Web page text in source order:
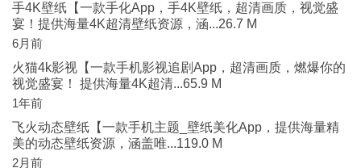
手4K壁纸【一款手化App，手4K壁纸，超清画质，视觉盛
宴！提供海量4K超清壁纸资源，涵...26.7 M
6月前
火猫4k影视【一款手机影视追剧App，超清画质，燃爆你的
视觉盛宴！ 提供海量4K超清...65.9 M
1年前
飞火动态壁纸【一款手机主题_壁纸美化App，提供海量精
美的动态壁纸资源，涵盖唯...119.0 M
2月前